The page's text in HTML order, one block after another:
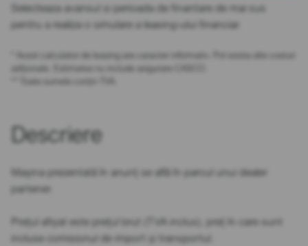
Selecteaza avansul si perioada de finantare de mai sus
pentru a realiza o simulare a leasing-ului financiar.
* Acest calculator de leasing are caracter informativ. Pot exista alte costuri
adiționale. Estimarea nu include asigurare CASCO.
** Toate sumele conțin TVA.
Descriere
Mașina prezentată în anunț se află în parcul unui dealer
partener.
Prețul afișat este prețul brut (TVA inclus), preț în care sunt
incluse comisionul de import și transportul.